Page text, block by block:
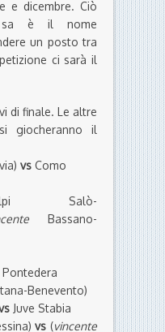
giocheranno il
vsComo
Benevento)
vincente